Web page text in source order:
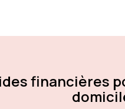
financières